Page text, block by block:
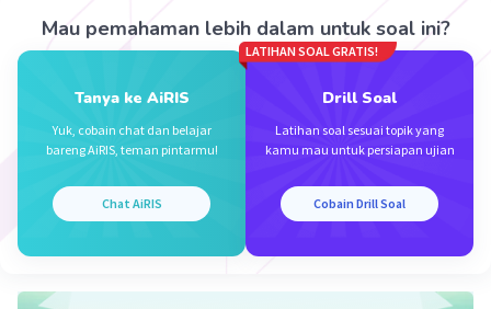
30 Desember 2023 00:53
yaitu guncangan bumi atau pergeseran lempeng bumi
Beri Rating·0.0(0 Balas
Mau pemahaman lebih dalam untuk soal ini?
Tanya ke AiRIS
Yuk, cobain chat dan belajar
bareng AiRIS, teman pintarmu!
Chat AiRIS
LATIHAN SOAL GRATIS!
Drill Soal
Latihan soal sesuai topik yang
kamu mau untuk persiapan ujian
Cobain Drill Soal